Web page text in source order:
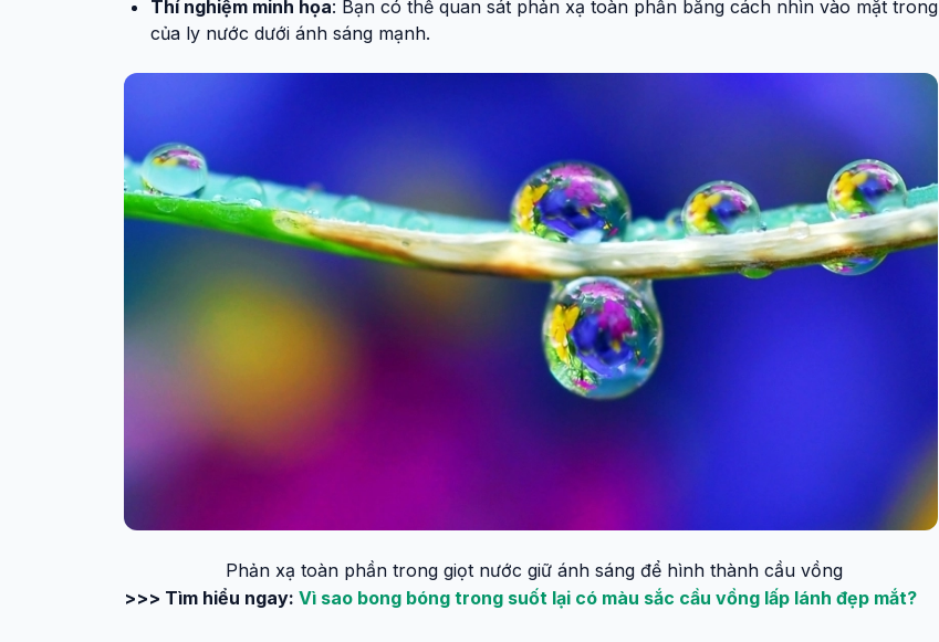
Thí nghiệm minh họa: Bạn có thể quan sát phản xạ toàn phần bằng cách nhìn vào mặt trong
của ly nước dưới ánh sáng mạnh.
Phản xạ toàn phần trong giọt nước giữ ánh sáng để hình thành cầu vồng
>>> Tìm hiểu ngay: Vì sao bong bóng trong suốt lại có màu sắc cầu vồng lấp lánh đẹp mắt?